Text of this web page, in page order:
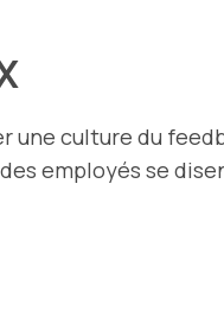
une culture du
employés se